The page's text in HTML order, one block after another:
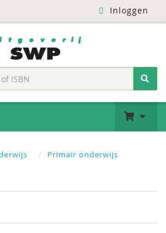
Inloggen
Primair onderwijs